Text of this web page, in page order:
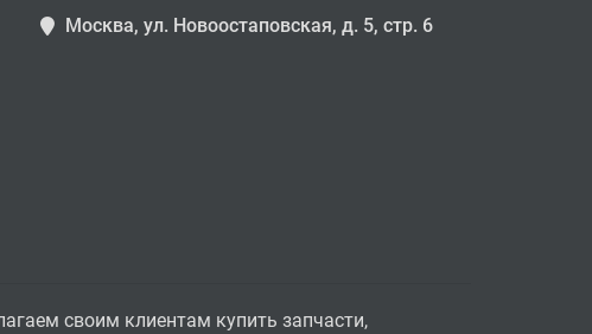
Москва, ул. Новоостаповская, д. 5, стр. 6
своим клиентам купить запчасти,